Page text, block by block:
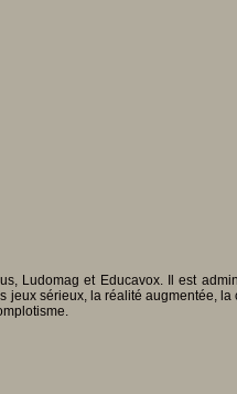
et Educavox. Il est
sérieux, la réalité augmentée,